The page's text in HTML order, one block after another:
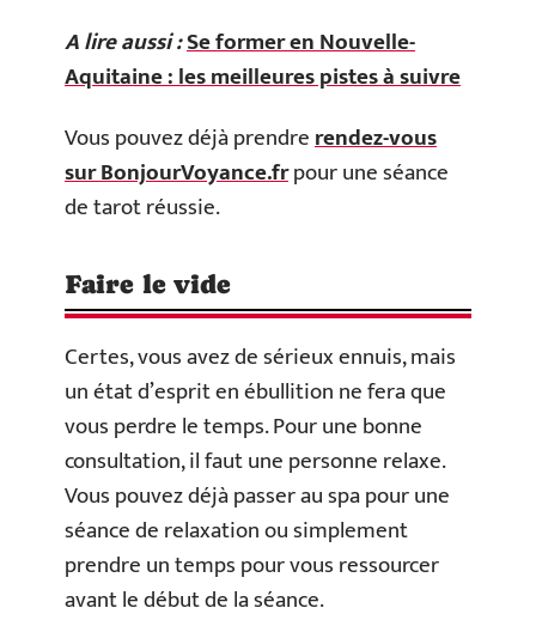
A lire aussi :Se former en Nouvelle-
Aquitaine : les meilleures pistes à suivre
Vous pouvez déjà prendrerendez-vous
sur BonjourVoyance.frpour une séance
de tarot réussie.
Faire le vide
Certes, vous avez de sérieux ennuis, mais
un état d’esprit en ébullition ne fera que
vous perdre le temps. Pour une bonne
consultation, il faut une personne relaxe.
Vous pouvez déjà passer au spa pour une
séance de relaxation ou simplement
prendre un temps pour vous ressourcer
avant le début de la séance.